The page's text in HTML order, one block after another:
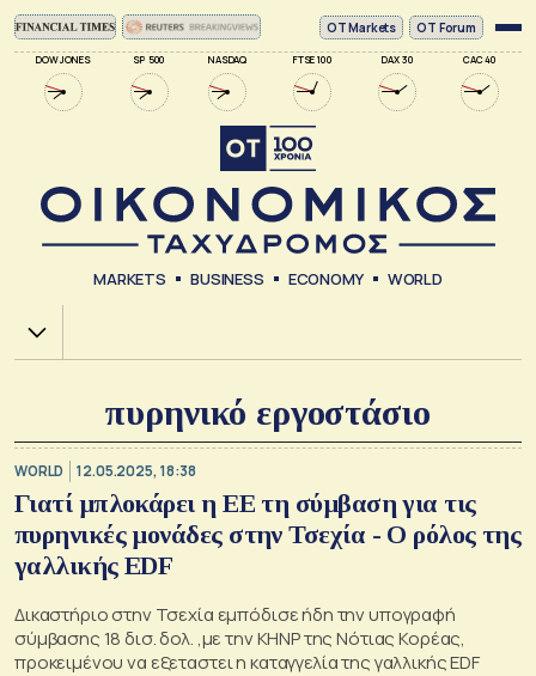
DOW JONES SP 500 NASDAQ FTSE 100 DAX 30 CAC 40
ΟΤ Markets OT Forum
MARKETS BUSINESS ECONOMY WORLD
Χ.Α.
πυρηνικό εργοστάσιο
WORLD 12.05.2025, 18:38
Γιατί μπλοκάρει η ΕΕ τη σύμβαση για τις
πυρηνικές μονάδες στην Τσεχία - Ο ρόλος της
γαλλικής EDF
Δικαστήριο στην Τσεχία εμπόδισε ήδη την υπογραφή
σύμβασης 18 δισ. δολ. ,με την KHNP της Νότιας Κορέας,
προκειμένου να εξεταστει η καταγγελία της γαλλικής EDF